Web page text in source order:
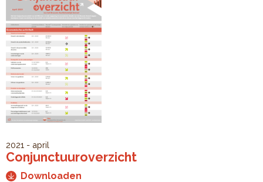
2021 - april
Conjunctuuroverzicht
Downloaden